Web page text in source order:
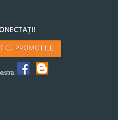
CU PROMOTIILE